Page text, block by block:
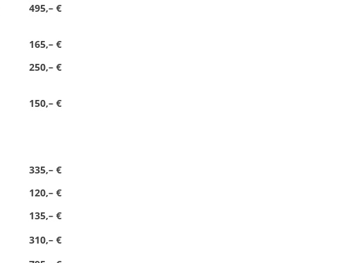
495,– €
165,– €
250,– €
150,– €
335,– €
120,– €
135,– €
310,– €